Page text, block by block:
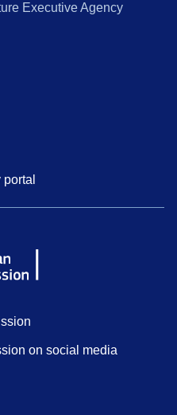
Executive Agency
on social media